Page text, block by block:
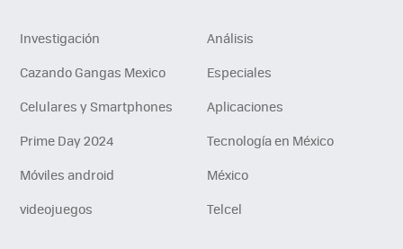
Investigación
Análisis
Cazando Gangas Mexico
Especiales
Celulares y Smartphones
Aplicaciones
Prime Day 2024
Tecnología en México
Móviles android
México
videojuegos
Telcel